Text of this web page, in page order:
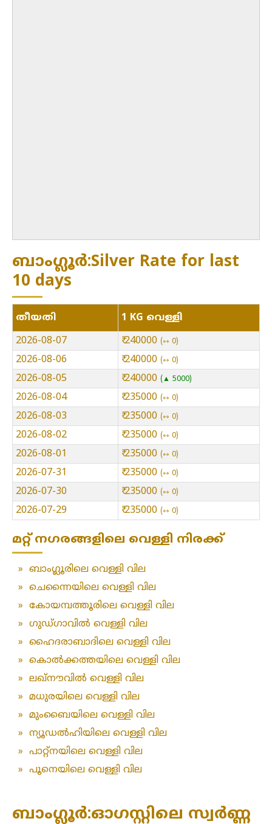
ബാംഗ്ലൂർ:Silver Rate for last
10 days
തീയതി
1 KG വെള്ളി
2026-08-07
₹ 240000 ⇿ 0
2026-08-06 ₹ 240000 ⇿ 0
2026-08-05 ₹ 240000 ▲ 5000
2026-08-04 ₹ 235000 ⇿ 0
2026-08-03 ₹ 235000 ⇿ 0
2026-08-02 ₹ 235000 ⇿ 0
2026-08-01 ₹ 235000 ⇿ 0
2026-07-31 ₹ 235000 ⇿ 0
2026-07-30 ₹ 235000 ⇿ 0
2026-07-29 ₹ 235000 ⇿ 0
മറ്റ് നഗരങ്ങളിലെ വെള്ളി നിരക്ക്
» ബാംഗ്ലൂരിലെ വെള്ളി വില
» ചെന്നൈയിലെ വെള്ളി വില
» കോയമ്പത്തൂരിലെ വെള്ളി വില
» ഗുഡ്ഗാവിൽ വെള്ളി വില
» ഹൈദരാബാദിലെ വെള്ളി വില
» കൊൽക്കത്തയിലെ വെള്ളി വില
» ലഖ്‌നൗവിൽ വെള്ളി വില
» മധുരയിലെ വെള്ളി വില
» മുംബൈയിലെ വെള്ളി വില
» ന്യൂഡൽഹിയിലെ വെള്ളി വില
» പാറ്റ്നയിലെ വെള്ളി വില
» പൂനെയിലെ വെള്ളി വില
ബാംഗ്ലൂർ:ഓഗസ്റ്റിലെ സ്വർണ്ണ